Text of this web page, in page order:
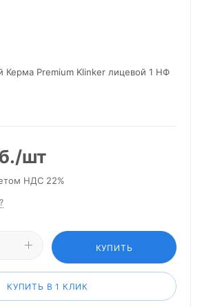
Керма Premium Klinker лицевой 1 НФ
/шт
НДС 22%
КУПИТЬ
КУПИТЬ В 1 КЛИК